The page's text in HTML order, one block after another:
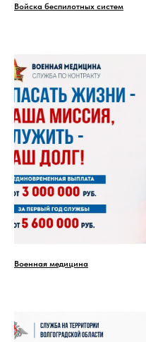
Войска беспилотных систем
Военная медицина